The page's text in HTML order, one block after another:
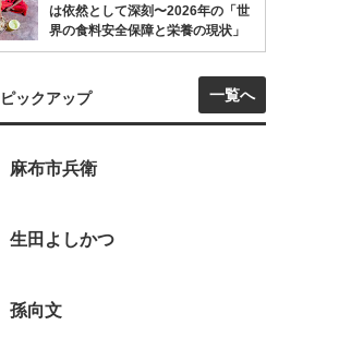
は依然として深刻〜2026年の「世
界の食料安全保障と栄養の現状」
ックアップ 一覧へ
麻布市兵衛
生田よしかつ
孫向文